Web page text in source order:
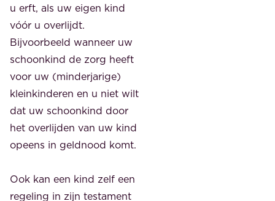
u erft, als uw eigen kind
vóór u overlijdt.
Bijvoorbeeld wanneer uw
schoonkind de zorg heeft
voor uw (minderjarige)
kleinkinderen en u niet wilt
dat uw schoonkind door
het overlijden van uw kind
opeens in geldnood komt.
Ook kan een kind zelf een
regeling in zijn testament